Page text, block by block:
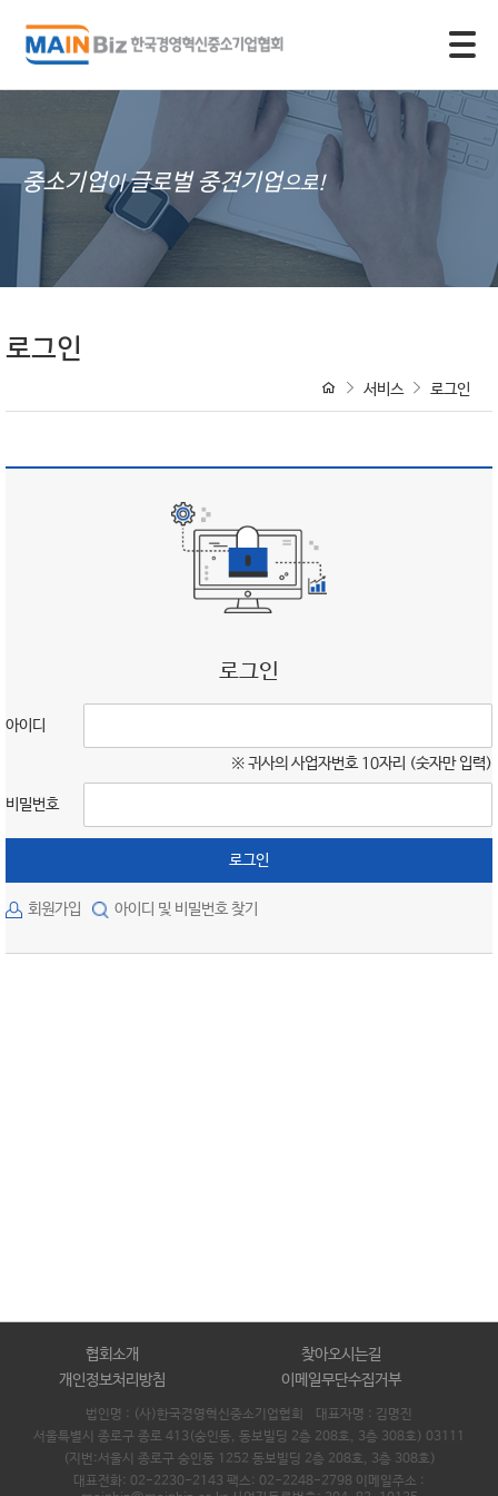
중소기업이글로벌 중견기업으로!
로그인
서비스 로그인
로그인
아이디
※ 귀사의 사업자번호 10자리 (숫자만 입력)
비밀번호
로그인
회원가입 아이디 및 비밀번호 찾기
협회소개
찾아오시는길
개인정보처리방침
이메일무단수집거부
법인명 : (사)한국경영혁신중소기업협회 대표자명 : 김명진
서울특별시 종로구 종로 413(숭인동, 동보빌딩 2층 208호, 3층 308호) 03111
(지번:서울시 종로구 숭인동 1252 동보빌딩 2층 208호, 3층 308호)
대표전화: 02-2230-2143 팩스: 02-2248-2798 이메일주소 :